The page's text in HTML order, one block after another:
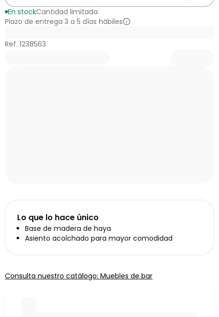
En stockCantidad limitada
Plazo de entrega 3 a 5 días hábiles
Ref. 1238563
Lo que lo hace único
Base de madera de haya
Asiento acolchado para mayor comodidad
Consulta nuestro catálogo: Muebles de bar